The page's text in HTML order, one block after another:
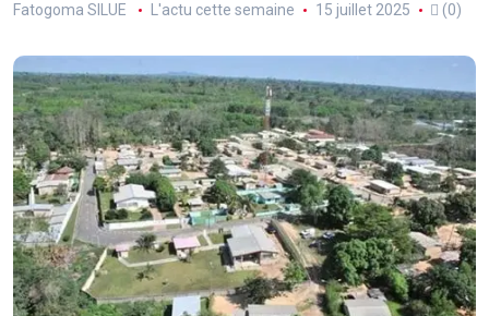
Fatogoma SILUE L'actu cette semaine 15 juillet 2025 (0)